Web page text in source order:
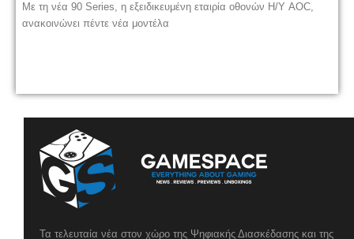
Με τη νέα 90 Series, η εξειδικευμένη εταιρία οθονών Η/Υ AOC,
ανακοινώνει πέντε νέα μοντέλα
Τα τελευταία νέα στον χώρο της Ψηφιακής Διασκέδασης και της